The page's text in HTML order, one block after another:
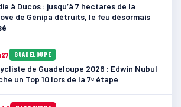
à Ducos : jusqu’à 7 hectares de la
de Génipa détruits, le feu désormais
GUADELOUPE
de Guadeloupe 2026 : Edwin Nubul
un Top 10 lors de la 7ᵉ étape